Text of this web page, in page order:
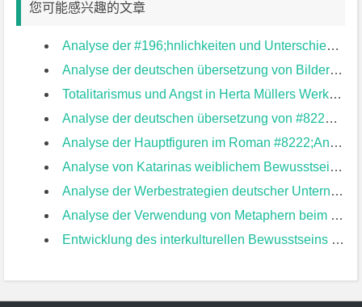
您可能感兴趣的文章
Analyse der #196;hnlichkeiten und Unterschiede der Automobilwerbesprachen von Deutschland und China aus der Perspektive der Textlinguistik 从篇章语言学角度分析中德汽车广告语言的异同开题报告
Analyse der deutschen übersetzung von Bildern in alten chinesischen Gedichten —am Beispiel#160; von Ausgew#228;hlten Gedichten der Tang 浅析中国古诗中的意象在德语翻译中的体现——以《唐诗选》为例#160;开题报告
Totalitarismus und Angst in Herta Müllers Werken——am Beispiel vom “Niederungen” und “ Atemschaulek” 赫塔·米勒作品中的极权主义和恐惧主题研究——以《低地》和《呼吸秋千》为例开题报告
Analyse der deutschen übersetzung von #8222;Wir Drei“ mittels der Theorie der Funktionsgerechtigkeit von Nida 以奈达功能对等理论浅析《我们仨》德译本开题报告
Analyse der Hauptfiguren im Roman #8222;Ansichten eines Clowns“ von Heinrich B#246;ll 海因里希·伯尔小说《小丑之见》的主要人物分析开题报告
Analyse von Katarinas weiblichem Bewusstsein in ” Die verlorene Ehre der Katharina Blum” aus feministischer Perspektive女性主义视域下《丧失了名誉的卡塔琳娜·勃罗姆》中卡塔琳娜的女性意识分析开题报告
Analyse der Werbestrategien deutscher Unternehmen in China aus interkultureller Perspektive——am Beispiel der Automobilindustrie从跨文化角度分析德国企业在中国的广告策略——以汽车行业为例开题报告
Analyse der Verwendung von Metaphern beim deutschen Wortschatzlernen——am Beispiel des Lehrwerks “Studienweg Deutsch Ⅰ” 隐喻在德语词汇学习中的应用分析——以《当代大学德语Ⅰ》为例开题报告
Entwicklung des interkulturellen Bewusstseins im Deutschunterricht —— am Beispiel des Unterrichts #8222;Landeskunde“ 德语教学中跨文化意识的培养——以德国国家概况课程为例开题报告